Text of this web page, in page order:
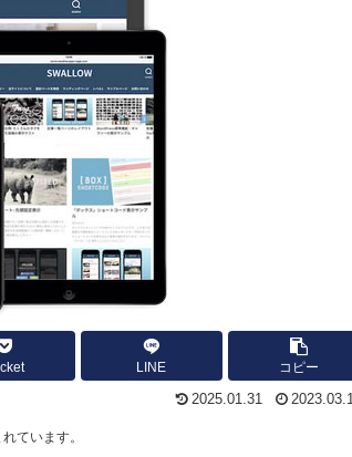
LINE コピー
2025.01.31
ています。